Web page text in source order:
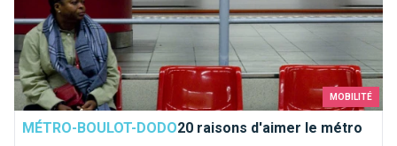
MOBILITÉ
MÉTRO-BOULOT-DODO20 raisons d'aimer le métro